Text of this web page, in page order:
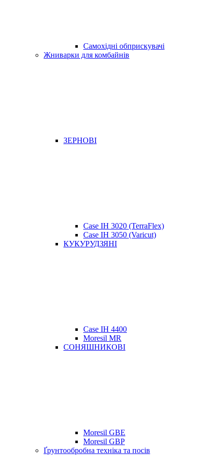
Самохідні обприскувачі
Жниварки для комбайнів
ЗЕРНОВІ
Case IH 3020 (TerraFlex)
Case IH 3050 (Varicut)
КУКУРУДЗЯНІ
Case IH 4400
Moresil MR
СОНЯШНИКОВІ
Moresil GBE
Moresil GBP
Ґрунтообробна техніка та посів